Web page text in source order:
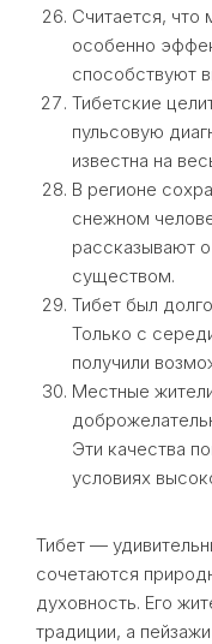
Считается, что
особенно
способствуют
Тибетские
пульсовую
известна на
В регионе
снежном
рассказывают
существом.
Тибет был
Только с
получили
Местные
Эти качества
условиях
Тибет —
сочетаются
духовность. Его
традиции, а